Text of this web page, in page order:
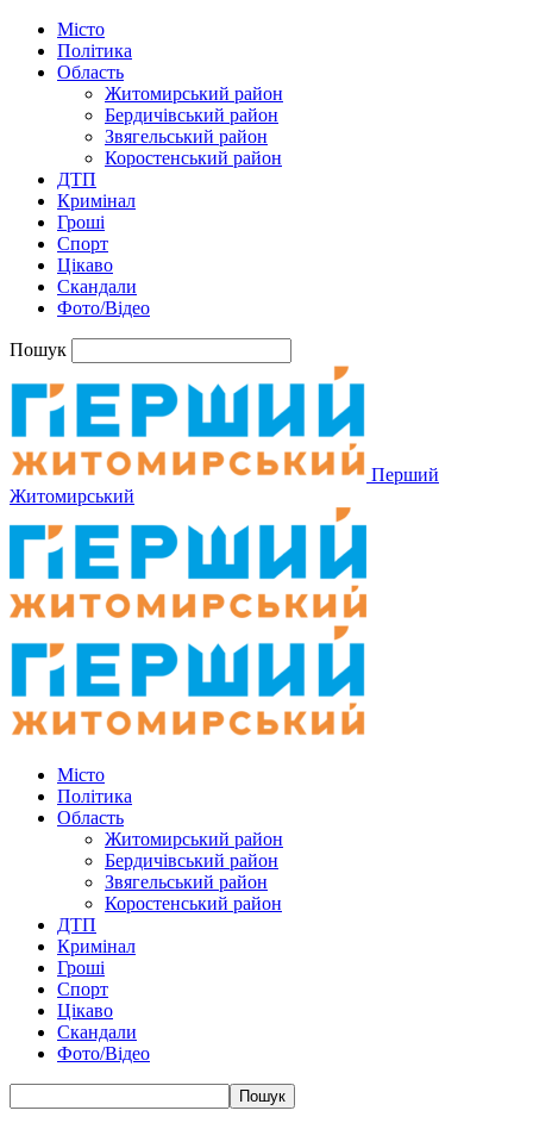
Місто
Політика
Область
Житомирський район
Бердичівський район
Звягельський район
Коростенський район
ДТП
Кримінал
Гроші
Спорт
Цікаво
Скандали
Фото/Відео
Пошук
Перший
Житомирський
Місто
Політика
Область
Житомирський район
Бердичівський район
Звягельський район
Коростенський район
ДТП
Кримінал
Гроші
Спорт
Цікаво
Скандали
Фото/Відео